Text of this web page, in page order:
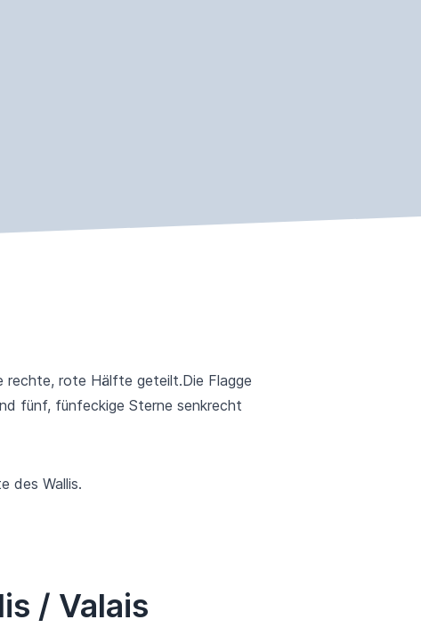
rechte, rote Hälfte geteilt.Die Flagge
fünf, fünfeckige Sterne senkrecht
des Wallis.
/ Valais